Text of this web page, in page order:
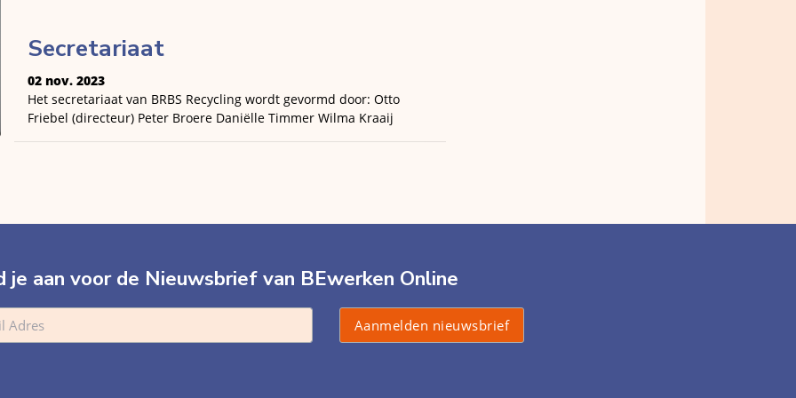
Secretariaat
02 nov. 2023
Het secretariaat van BRBS Recycling wordt gevormd door: Otto
Friebel (directeur) Peter Broere Daniëlle Timmer Wilma Kraaij
je aan voor de Nieuwsbrief van BEwerken Online